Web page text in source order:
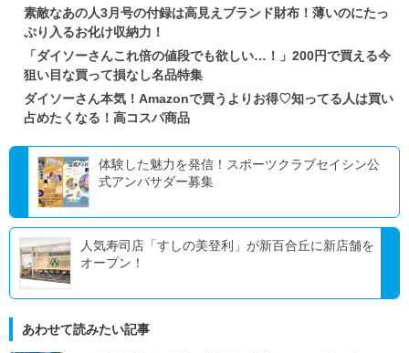
素敵なあの人3月号の付録は高見えブランド財布！薄いのにたっ
ぷり入るお化け収納力！
「ダイソーさんこれ倍の値段でも欲しい…！」200円で買える今
狙い目な買って損なし名品特集
ダイソーさん本気！Amazonで買うよりお得♡知ってる人は買い
占めたくなる！高コスパ商品
体験した魅力を発信！スポーツクラブセイシン公
式アンバサダー募集
人気寿司店「すしの美登利」が新百合丘に新店舗を
オープン！
あわせて読みたい記事